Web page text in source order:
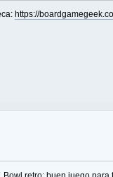
https://